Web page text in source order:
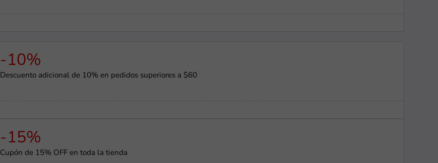
-10%
Descuento adicional de 10% en pedidos superiores a $60
-15%
Cupón de 15% OFF en toda la tienda